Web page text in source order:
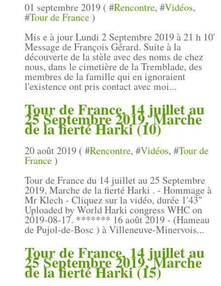
01 septembre 2019 ( #Rencontre, #Vidéos,
#Tour de France)
Mis e à jour Lundi 2 Septembre 2019 à 21 h 10'
Message de François Gérard. Suite à la
découverte de la stèle avec des noms de chez
nous, dans le cimetière de la Tremblade, des
membres de la famille qui en ignoraient
l'existence ont pris contact avec moi...
Tour de France, 14 juillet au
25 Septembre 2019, Marche
de la fierté Harki (10)
20 août 2019 ( #Rencontre, #Vidéos, #Tour de
France)
Tour de France du 14 juillet au 25 Septembre
2019, Marche de la fierté Harki . - Hommage à
Mr Klech - Cliquez sur la vidéo, durée 1'43"
Uploaded by World Harki congress WHC on
2019-08-17. ******* 16 août 2019 - (Hameau
de Pujol-de-Bosc ) à Villeneuve-Minervois...
Tour de France, 14 juillet au
25 Septembre 2019, Marche
de la fierté Harki (15)